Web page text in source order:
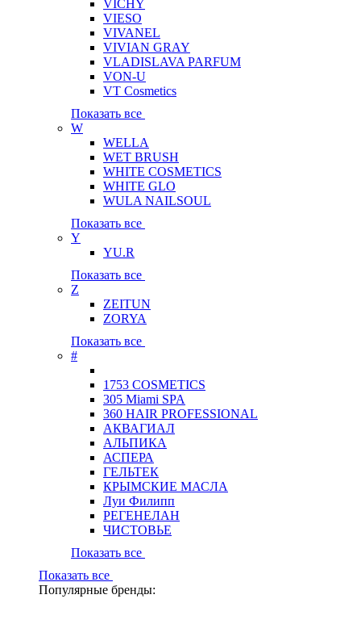
VICHY
VIESO
VIVANEL
VIVIAN GRAY
VLADISLAVA PARFUM
VON-U
VT Cosmetics
Показать все
W
WELLA
WET BRUSH
WHITE COSMETICS
WHITE GLO
WULA NAILSOUL
Показать все
Y
YU.R
Показать все
Z
ZEITUN
ZORYA
Показать все
#
1753 COSMETICS
305 Miami SPA
360 HAIR PROFESSIONAL
АКВАГИАЛ
АЛЬПИКА
АСПЕРА
ГЕЛЬТЕК
КРЫМСКИЕ МАСЛА
Луи Филипп
РЕГЕНЕЛАН
ЧИСТОВЬЕ
Показать все
Показать все
Популярные бренды: